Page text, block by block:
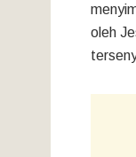
oleh